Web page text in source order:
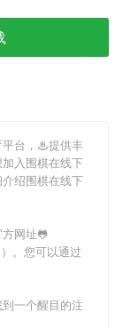
平台，♨提供丰
入围棋在线下
绍围棋在线下
网址🐸
。您可以通过
一个醒目的注